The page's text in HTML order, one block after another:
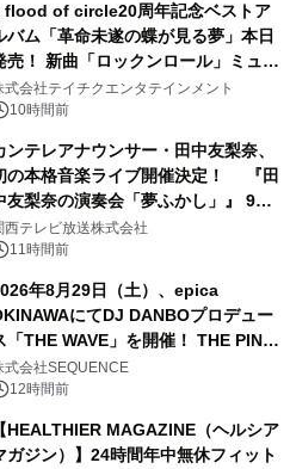
flood of circle20周年記念ベストア
バム「革命未遂の蝶が見る夢」本日
売！ 新曲「ロックンロール」ミュー
ックビデオ公開
式会社テイチクエンタテインメント
10時間前
ンテレアナウンサー・田中友梨奈、
の本格音楽ライブ開催決定！ 『田
友梨奈の演奏会「夢ふかし」』 9月
日(日)に梅田Lateralにて開催
西テレビ放送株式会社
11時間前
年8月29日（土）、epica
にてDJ DANBOプロデュー
「THE WAVE」を開催！ THE PINK
所属のPINK DANCERS4名が
演決定
式会社SEQUENCE
12時間前
【HEALTHIER MAGAZINE（ヘルシア
ガジン）】24時間年中無休フィット